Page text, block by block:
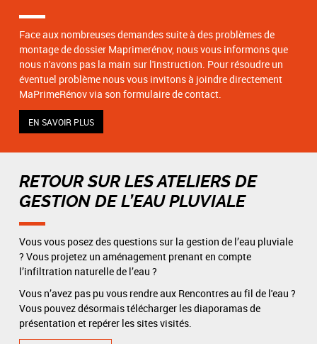
Face aux nombreuses demandes suite à des problèmes de
montage de dossier Maprimerénov, nous vous informons que
nous n'avons pas la main sur l'instruction. Pour résoudre un
éventuel problème nous vous invitons à joindre directement
MaPrimeRénov via son formulaire de contact.
EN SAVOIR PLUS
RETOUR SUR LES ATELIERS DE
GESTION DE L’EAU PLUVIALE
Vous vous posez des questions sur la gestion de l’eau pluviale
? Vous projetez un aménagement prenant en compte
l’infiltration naturelle de l’eau ?
Vous n’avez pas pu vous rendre aux Rencontres au fil de l'eau ?
Vous pouvez désormais télécharger les diaporamas de
présentation et repérer les sites visités.